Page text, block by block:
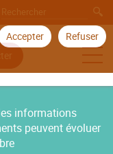
Accepter Refuser
informations
peuvent évoluer